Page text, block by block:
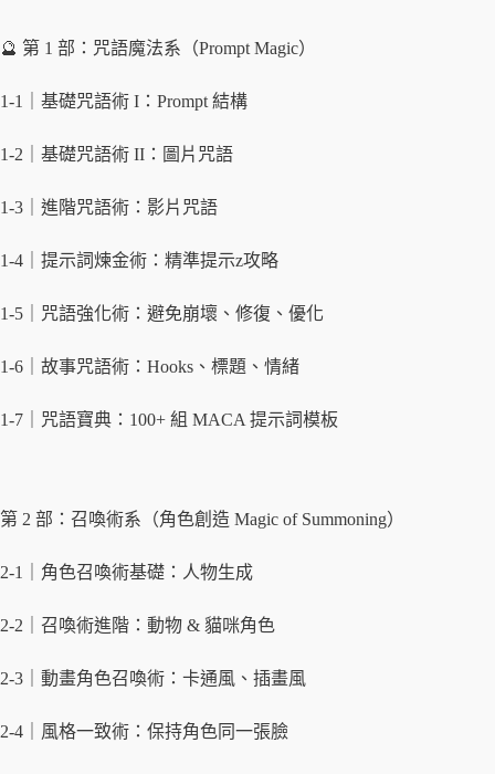
🔮 第 1 部：咒語魔法系（Prompt Magic）
1-1｜基礎咒語術 I：Prompt 結構
1-2｜基礎咒語術 II：圖片咒語
1-3｜進階咒語術：影片咒語
1-4｜提示詞煉金術：精準提示z攻略
1-5｜咒語強化術：避免崩壞、修復、優化
1-6｜故事咒語術：Hooks、標題、情緒
1-7｜咒語寶典：100+ 組 MACA 提示詞模板
第 2 部：召喚術系（角色創造 Magic of Summoning）
2-1｜角色召喚術基礎：人物生成
2-2｜召喚術進階：動物 & 貓咪角色
2-3｜動畫角色召喚術：卡通風、插畫風
2-4｜風格一致術：保持角色同一張臉